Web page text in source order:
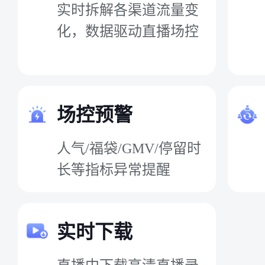
实时拆解各渠道流量变
化，数据驱动直播场控
场控预警
人气/福袋/GMV/停留时
长等指标异常提醒
实时下载